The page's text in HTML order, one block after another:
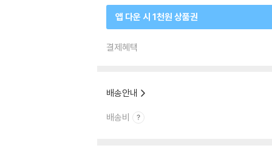
앱 다운 시 1천원 상품권
결제혜택
배송안내
배송비